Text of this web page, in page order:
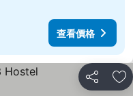
查看價格
分享 放